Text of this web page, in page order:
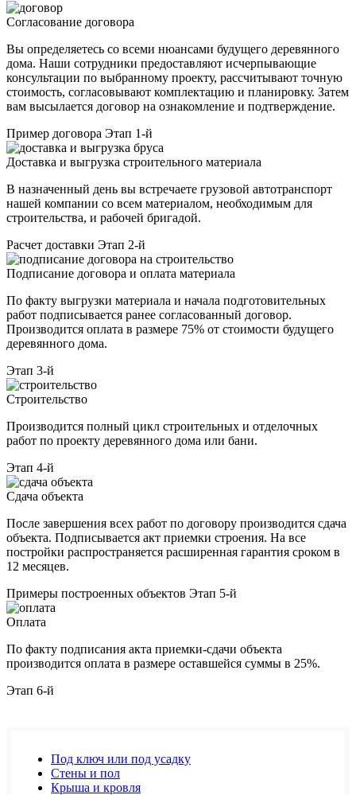
Согласование договора
Вы определяетесь со всеми нюансами будущего деревянного
дома. Наши сотрудники предоставляют исчерпывающие
консультации по выбранному проекту, рассчитывают точную
стоимость, согласовывают комплектацию и планировку. Затем
вам высылается договор на ознакомление и подтверждение.
Пример договора Этап 1-й
Доставка и выгрузка строительного материала
В назначенный день вы встречаете грузовой автотранспорт
нашей компании со всем материалом, необходимым для
строительства, и рабочей бригадой.
Расчет доставки Этап 2-й
Подписание договора и оплата материала
По факту выгрузки материала и начала подготовительных
работ подписывается ранее согласованный договор.
Производится оплата в размере 75% от стоимости будущего
деревянного дома.
Этап 3-й
Строительство
Производится полный цикл строительных и отделочных
работ по проекту деревянного дома или бани.
Этап 4-й
Сдача объекта
После завершения всех работ по договору производится сдача
объекта. Подписывается акт приемки строения. На все
постройки распространяется расширенная гарантия сроком в
12 месяцев.
Примеры построенных объектов Этап 5-й
Оплата
По факту подписания акта приемки-сдачи объекта
производится оплата в размере оставшейся суммы в 25%.
Этап 6-й
Под ключ или под усадку
Стены и пол
Крыша и кровля